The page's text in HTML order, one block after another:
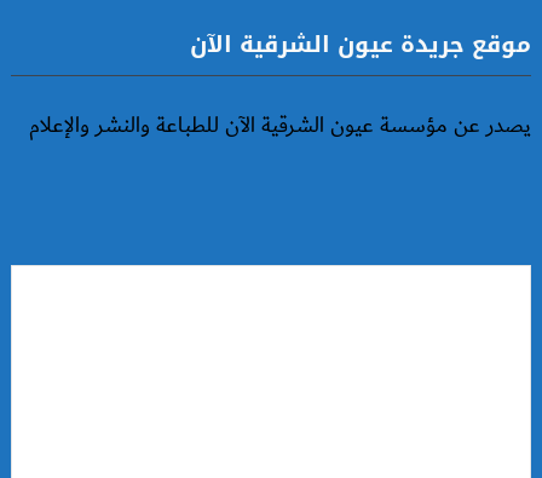
موقع جريدة عيون الشرقية الآن
يصدر عن مؤسسة عيون الشرقية الآن للطباعة والنشر والإعلام